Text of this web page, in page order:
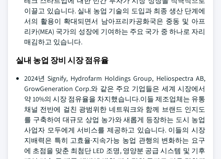
이끌고 있습니다. 실내 농업 기술의 도입과 최종 생산 단계에
서의 활용이 확대되면서 남아프리카공화국은 중동 및 아프
리카(MEA) 국가의 성장에 기여하는 주요 국가 중 하나로 자리
매김하고 있습니다.
실내 농업 장비 시장 점유율
2024년 Signify, Hydrofarm Holdings Group, Heliospectra AB,
GrowGeneration Corp.와 같은 주요 기업들은 세계 시장에서
약 10%의 시장 점유율을 차지했습니다.이들 제조업체는 유통
채널 전반에 걸친 광범위한 네트워크와 함께 브랜드 인지도
를 구축하여 대규모 상업 농가와 새롭게 등장하는 도시 농업
사업자 모두에게 서비스를 제공하고 있습니다. 이들의 시장
지배력은 특히 고효율·지속가능 농업 관행의 변화하는 요구
에 초점을 맞춘 최첨단 LED 조명, 영양분 공급 시스템 및 기후